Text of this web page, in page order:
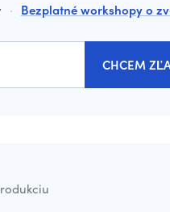
· Bezplatné workshopy o
CHCEM